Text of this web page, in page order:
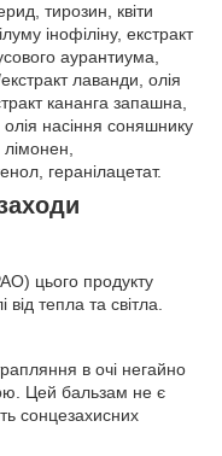
тирозин, квіти
інофіліну, екстракт
аурантиума,
екстракт лаванди, олія
кананга запашна,
насіння соняшнику
геранілацетат.
цього продукту
тепла та світла.
в очі негайно
Цей бальзам не є
сонцезахисних